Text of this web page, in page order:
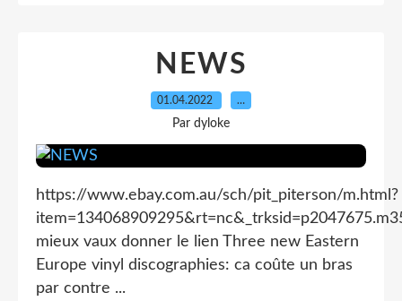
NEWS
01.04.2022 …
Par dyloke
https://www.ebay.com.au/sch/pit_piterson/m.html?
mieux vaux donner le lien Three new Eastern
Europe vinyl discographies: ca coûte un bras
par contre ...